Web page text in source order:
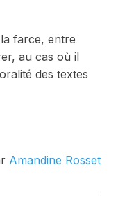
farce, entre
au cas où il
des textes
Amandine Rosset